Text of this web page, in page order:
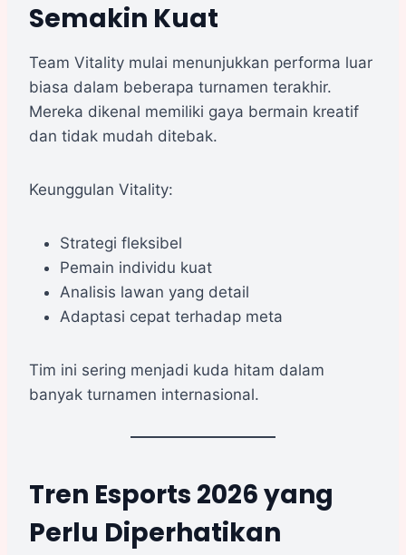
Semakin Kuat
Team Vitality mulai menunjukkan performa luar
biasa dalam beberapa turnamen terakhir.
Mereka dikenal memiliki gaya bermain kreatif
dan tidak mudah ditebak.
Keunggulan Vitality:
Strategi fleksibel
Pemain individu kuat
Analisis lawan yang detail
Adaptasi cepat terhadap meta
Tim ini sering menjadi kuda hitam dalam
banyak turnamen internasional.
Tren Esports 2026 yang
Perlu Diperhatikan